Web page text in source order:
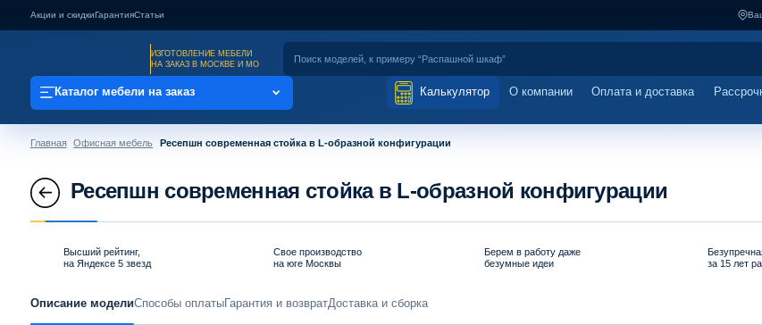
Акции и скидкиГарантияСтатьи
ИЗГОТОВЛЕНИЕ МЕБЕЛИ
НА ЗАКАЗ В МОСКВЕ И МО
Каталог мебели на заказ Калькулятор О компании Оплата и доставка
Главная Офисная мебель Ресепшн современная стойка в L-образной конфигурации
Ресепшн современная стойка в L-образной конфигурации
Высший рейтинг,
на Яндексе 5 звезд
Свое производство
на юге Москвы
Берем в работу даже
безумные идеи
за 15 лет
Описание модели Способы оплатыГарантия и возвратДоставка и сборка